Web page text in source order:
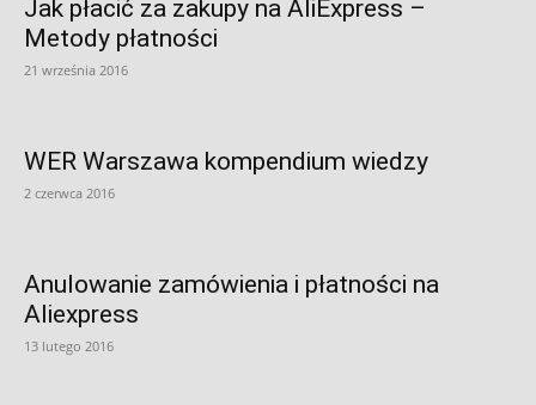
Jak płacić za zakupy na AliExpress –
Metody płatności
21 września 2016
WER Warszawa kompendium wiedzy
2 czerwca 2016
Anulowanie zamówienia i płatności na
Aliexpress
13 lutego 2016